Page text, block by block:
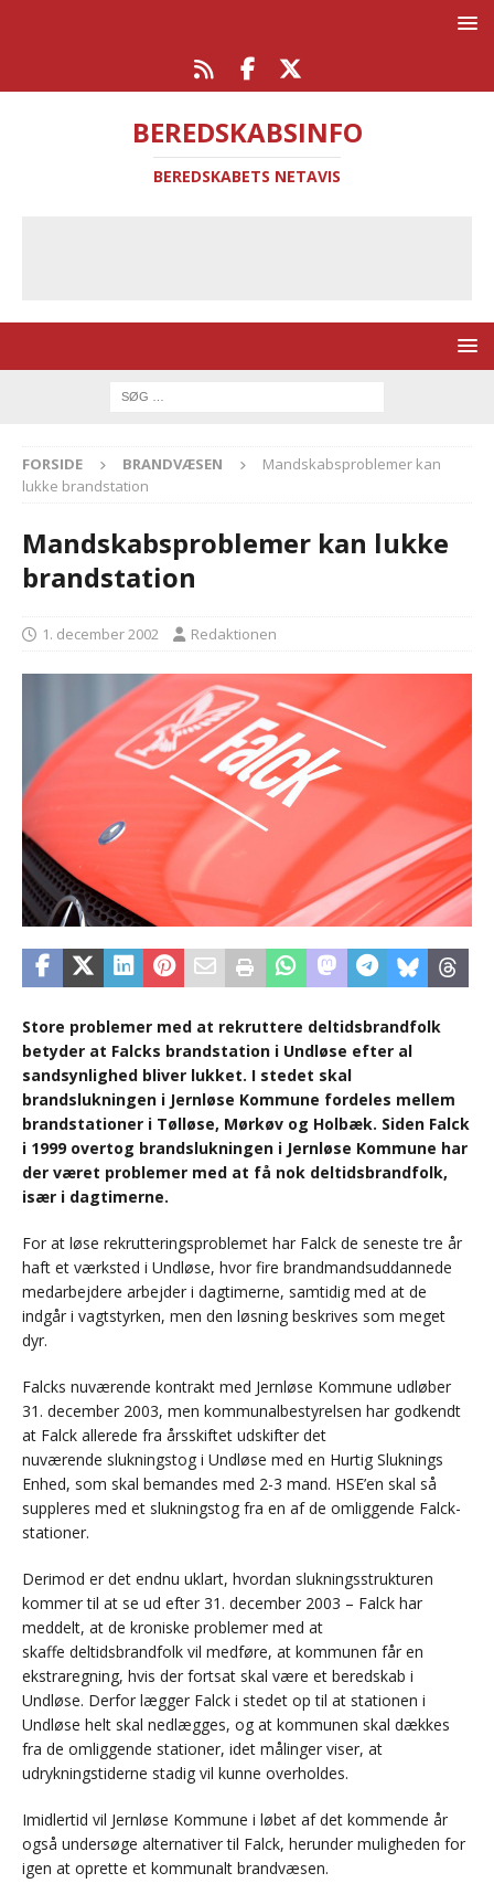
BEREDSKABSINFO
BEREDSKABETS NETAVIS
FORSIDE BRANDVÆSEN
Mandskabsproblemer kan
lukke brandstation
Mandskabsproblemer kan lukke
brandstation
1. december 2002 Redaktionen
Store problemer med at rekruttere deltidsbrandfolk
betyder at Falcks brandstation i Undløse efter al
sandsynlighed bliver lukket. I stedet skal
brandslukningen i Jernløse Kommune fordeles mellem
brandstationer i Tølløse, Mørkøv og Holbæk. Siden Falck
i 1999 overtog brandslukningen i Jernløse Kommune har
der været problemer med at få nok deltidsbrandfolk,
især i dagtimerne.
For at løse rekrutteringsproblemet har Falck de seneste tre år
haft et værksted i Undløse, hvor fire brandmandsuddannede
medarbejdere arbejder i dagtimerne, samtidig med at de
indgår i vagtstyrken, men den løsning beskrives som meget
dyr.
Falcks nuværende kontrakt med Jernløse Kommune udløber
31. december 2003, men kommunalbestyrelsen har godkendt
at Falck allerede fra årsskiftet udskifter det
nuværende slukningstog i Undløse med en Hurtig Sluknings
Enhed, som skal bemandes med 2-3 mand. HSE’en skal så
suppleres med et slukningstog fra en af de omliggende Falck-
stationer.
Derimod er det endnu uklart, hvordan slukningsstrukturen
kommer til at se ud efter 31. december 2003 – Falck har
meddelt, at de kroniske problemer med at
skaffe deltidsbrandfolk vil medføre, at kommunen får en
ekstraregning, hvis der fortsat skal være et beredskab i
Undløse. Derfor lægger Falck i stedet op til at stationen i
Undløse helt skal nedlægges, og at kommunen skal dækkes
fra de omliggende stationer, idet målinger viser, at
udrykningstiderne stadig vil kunne overholdes.
Imidlertid vil Jernløse Kommune i løbet af det kommende år
også undersøge alternativer til Falck, herunder muligheden for
igen at oprette et kommunalt brandvæsen.